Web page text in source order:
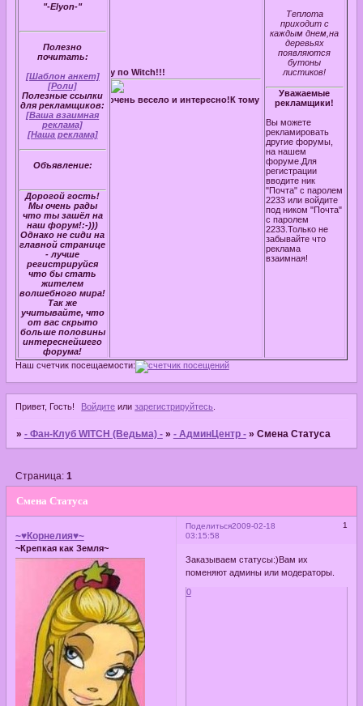
"-Elyon-"
Полезно
почитать:
[Шаблон анкет]
[Роли]
Полезные ссылки
для рекламщиков:
[Ваша взаимная
реклама]
[Наша реклама]
Объявление:
Дорогой гость!
Мы очень рады
что ты зашёл на
наш форум!:-)))
Однако не сиди на
главной странице
- лучше
регистрируйся
что бы стать
жителем
волшебного мира!
Так же
учитывайте, что
от вас скрыто
больше половины
интереснейшего
форума!
ролевую игру по Witch!!!
У нас очень весело и интересно!К тому же вы найдете новых
Теплота
приходит с
каждым днем,на
деревьях
появляются
бутоны
листиков!
Уважаемые
рекламщики!
Вы можете
рекламировать
другие форумы,
на нашем
форуме.Для
регистрации
вводите ник
"Почта" с паролем
2233 или войдите
под ником "Почта"
с паролем
2233.Только не
забывайте что
реклама
взаимная!
Наш счетчик посещаемости:
Привет, Гость! Войдите илизарегистрируйтесь
» - Фан-Клуб WITCH (Ведьма) - » - АдминЦентр - » Cмена Статуса
Cмена Статуса
Страница: 1
Поделиться 1
2009-02-18
03:15:58
~♥Корнелия♥~
~Крепкая как Земля~
Заказываем статусы:)Вам их
поменяют админы или модераторы.
0